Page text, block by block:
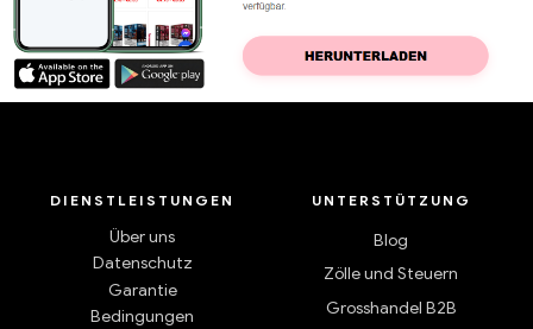
DIENSTLEISTUNGEN
Über uns
Datenschutz
Garantie
Bedingungen
UNTERSTÜTZUNG
Blog
Zölle und Steuern
Grosshandel B2B